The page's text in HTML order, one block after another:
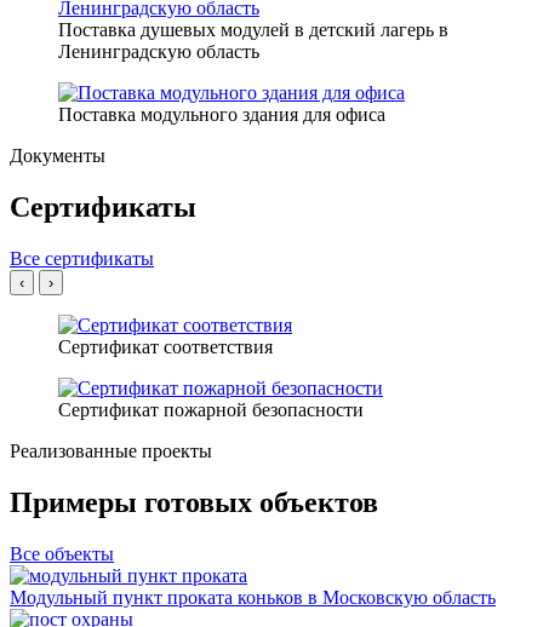
Поставка душевых модулей в детский лагерь в
Ленинградскую область
Поставка модульного здания для офиса
Документы
Сертификаты
Все сертификаты
‹ ›
Сертификат соответствия
Сертификат пожарной безопасности
Реализованные проекты
Примеры готовых объектов
Все объекты
Модульный пункт проката коньков в Московскую область